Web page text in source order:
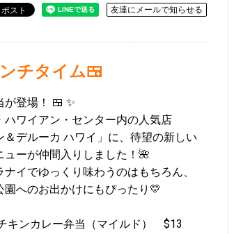
友達にメールで知らせる
チタイム🍱
が登場！ 🍱 ✨
ハワイアン・センター内の人気店
＆デルーカ ハワイ」に、待望の新しい
ューが仲間入りしました！🌺
イでゆっくり味わうのはもちろん、
園へのお出かけにもぴったり💛
キンカレー弁当（マイルド） $13